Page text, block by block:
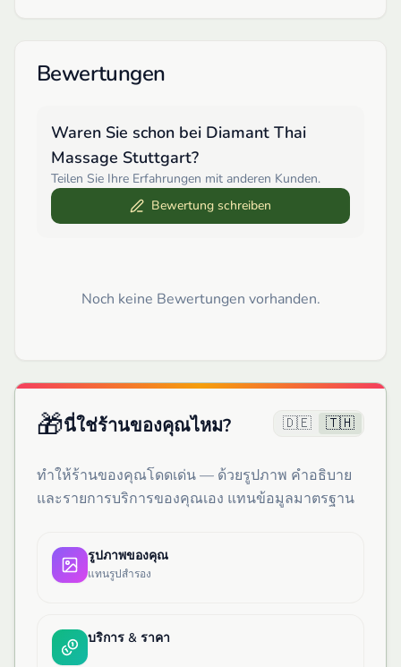
Bewertungen
Waren Sie schon bei Diamant Thai
Massage Stuttgart?
Teilen Sie Ihre Erfahrungen mit anderen Kunden.
Bewertung schreiben
Noch keine Bewertungen vorhanden.
🎁นี่ใช่ร้านของคุณไหม? 🇩🇪 🇹🇭
ทำให้ร้านของคุณโดดเด่น — ด้วยรูปภาพ คำอธิบาย
และรายการบริการของคุณเอง แทนข้อมูลมาตรฐาน
รูปภาพของคุณ
แทนรูปสำรอง
บริการ & ราคา